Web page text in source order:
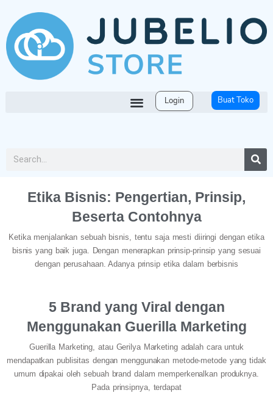
Buat Toko
Login
Etika Bisnis: Pengertian, Prinsip,
Beserta Contohnya
Ketika menjalankan sebuah bisnis, tentu saja mesti diiringi dengan etika
bisnis yang baik juga. Dengan menerapkan prinsip-prinsip yang sesuai
dengan perusahaan. Adanya prinsip etika dalam berbisnis
5 Brand yang Viral dengan
Menggunakan Guerilla Marketing
Guerilla Marketing, atau Gerilya Marketing adalah cara untuk
mendapatkan publisitas dengan menggunakan metode-metode yang tidak
umum dipakai oleh sebuah brand dalam memperkenalkan produknya.
Pada prinsipnya, terdapat